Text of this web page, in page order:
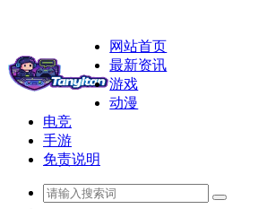
网站首页
最新资讯
游戏
动漫
电竞
手游
免责说明